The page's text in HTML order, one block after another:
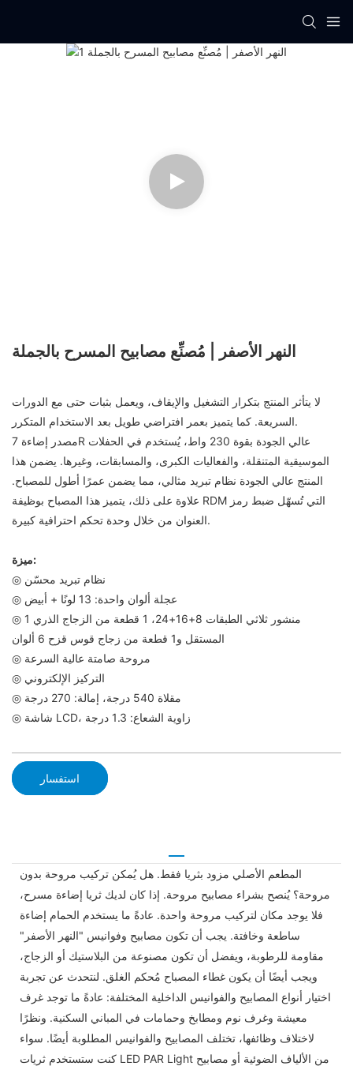
النهر الأصفر | مُصنِّع مصابيح المسرح بالجملة
لا يتأثر المنتج بتكرار التشغيل والإيقاف، ويعمل بثبات حتى مع الدورات
السريعة. كما يتميز بعمر افتراضي طويل بعد الاستخدام المتكرر.
مصدر إضاءة 7R عالي الجودة بقوة 230 واط، يُستخدم في الحفلات
الموسيقية المتنقلة، والفعاليات الكبرى، والمسابقات، وغيرها. يضمن هذا
المنتج عالي الجودة نظام تبريد مثالي، مما يضمن عمرًا أطول للمصباح.
علاوة على ذلك، يتميز هذا المصباح بوظيفة RDM التي تُسهّل ضبط رمز
العنوان من خلال وحدة تحكم احترافية كبيرة.
ميزة:
◎ نظام تبريد محسّن
◎ عجلة ألوان واحدة: 13 لونًا + أبيض
◎ 1 منشور ثلاثي الطبقات 8+16+24، 1 قطعة من الزجاج الذري
المستقل و1 قطعة من زجاج قوس قزح 6 ألوان
◎ مروحة صامتة عالية السرعة
◎ التركيز الإلكتروني
◎ مقلاة 540 درجة، إمالة: 270 درجة
◎ شاشة LCD، زاوية الشعاع: 1.3 درجة
استفسار
المطعم الأصلي مزود بثريا فقط. هل يُمكن تركيب مروحة بدون
مروحة؟ يُنصح بشراء مصابيح مروحة. إذا كان لديك ثريا إضاءة مسرح،
فلا يوجد مكان لتركيب مروحة واحدة. عادةً ما يستخدم الحمام إضاءة
ساطعة وخافتة. يجب أن تكون مصابيح وفوانيس "النهر الأصفر"
مقاومة للرطوبة، ويفضل أن تكون مصنوعة من البلاستيك أو الزجاج،
ويجب أيضًا أن يكون غطاء المصباح مُحكم الغلق. لنتحدث عن تجربة
اختيار أنواع المصابيح والفوانيس الداخلية المختلفة: عادةً ما توجد غرف
معيشة وغرف نوم ومطابخ وحمامات في المباني السكنية. ونظرًا
لاختلاف وظائفها، تختلف المصابيح والفوانيس المطلوبة أيضًا. سواء
كنت ستستخدم ثريات LED PAR Light من الألياف الضوئية أو مصابيح